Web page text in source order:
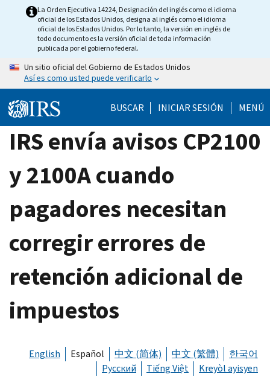
La Orden Ejecutiva 14224, Designación del inglés como el idioma
oficial de los Estados Unidos, designa al inglés como el idioma
oficial de los Estados Unidos. Por lo tanto, la versión en inglés de
todo documento es la versión oficial de toda información
publicada por el gobierno federal.
Un sitio oficial del Gobierno de Estados Unidos
Así es como usted puede verificarlo
BUSCAR INICIAR SESIÓN MENÚ
IRS envía avisos CP2100
y 2100A cuando
pagadores necesitan
corregir errores de
retención adicional de
impuestos
English Español 中文 (简体) 中文 (繁體)
한국어
Русский
Tiếng Việt Kreyòl ayisyen